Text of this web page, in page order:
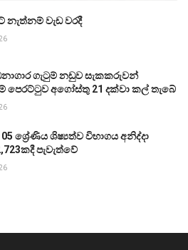
නැත්නම් වැඩ වරදී
ගැටුම් නඩුව සැකකරුවන්
පෙරට්ටුව අගෝස්තු 21 දක්වා කල් තැබේ
ශ්‍රේණිය ශිෂ්‍යත්ව විභාගය අනිද්දා
පැවැත්වේ